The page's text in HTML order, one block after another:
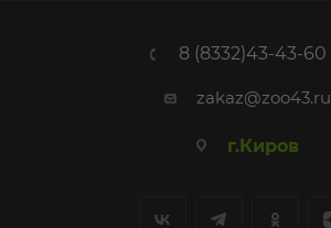
8 (8332)43-43-60
zakaz@zoo43.ru
г.Киров